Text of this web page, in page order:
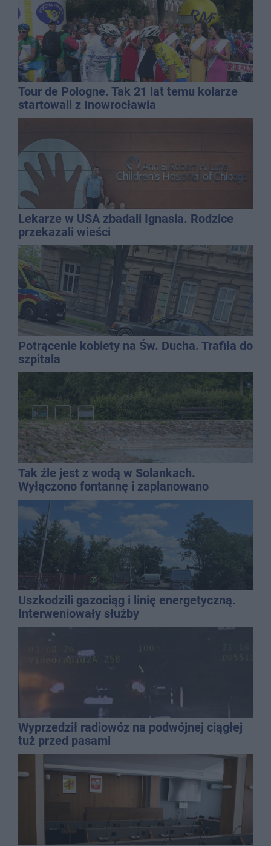
Tour de Pologne. Tak 21 lat temu kolarze
startowali z Inowrocławia
Lekarze w USA zbadali Ignasia. Rodzice
przekazali wieści
Potrącenie kobiety na Św. Ducha. Trafiła do
szpitala
Tak źle jest z wodą w Solankach.
Wyłączono fontannę i zaplanowano
dolewkę
Uszkodzili gazociąg i linię energetyczną.
Interweniowały służby
Wyprzedził radiowóz na podwójnej ciągłej
tuż przed pasami